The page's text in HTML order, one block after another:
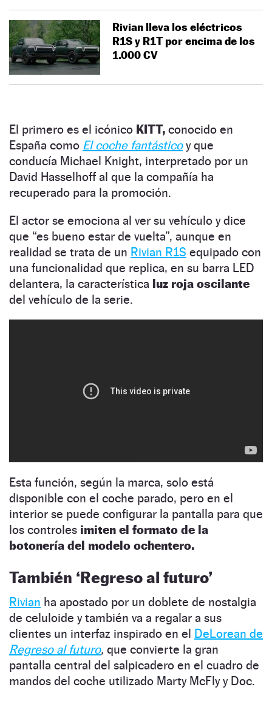
Rivian lleva los eléctricos
R1S y R1T por encima de los
1.000 CV
El primero es el icónico KITT, conocido en
España como El coche fantástico y que
conducía Michael Knight, interpretado por un
David Hasselhoff al que la compañía ha
recuperado para la promoción.
El actor se emociona al ver su vehículo y dice
que “es bueno estar de vuelta”, aunque en
realidad se trata de un Rivian R1S equipado con
una funcionalidad que replica, en su barra LED
delantera, la característica luz roja oscilante
del vehículo de la serie.
Esta función, según la marca, solo está
disponible con el coche parado, pero en el
interior se puede configurar la pantalla para que
los controles imiten el formato de la
botonería del modelo ochentero.
También ‘Regreso al futuro’
Rivian ha apostado por un doblete de nostalgia
de celuloide y también va a regalar a sus
clientes un interfaz inspirado en el DeLorean de
Regreso al futuro, que convierte la gran
pantalla central del salpicadero en el cuadro de
mandos del coche utilizado Marty McFly y Doc.